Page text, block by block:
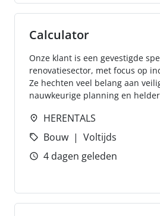
Calculator
Onze klant is een gevestigde
renovatiesector, met focus op
Ze hechten veel belang aan
nauwkeurige planning en
HERENTALS
Bouw
Voltijds
4 dagen geleden